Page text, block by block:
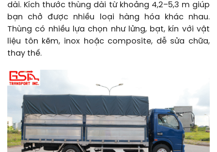
dài. Kích thước thùng dài từ khoảng 4,2–5,3 m giúp
bạn chở được nhiều loại hàng hóa khác nhau.
Thùng có nhiều lựa chọn như lửng, bạt, kín với vật
liệu tôn kẽm, inox hoặc composite, dễ sửa chữa,
thay thế.